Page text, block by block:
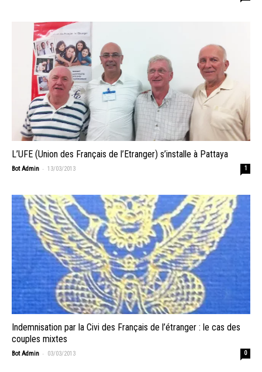
L’UFE (Union des Français de l’Etranger) s’installe à Pattaya
Bot Admin - 13/03/2013 1
Indemnisation par la Civi des Français de l’étranger : le cas des
couples mixtes
Bot Admin - 03/03/2013 0